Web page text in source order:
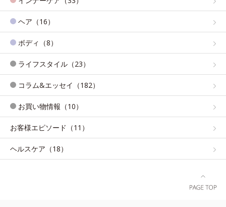
ヘア（16）
ボディ（8）
ライフスタイル（23）
コラム&エッセイ（182）
お買い物情報（10）
お客様エピソード（11）
ヘルスケア（18）